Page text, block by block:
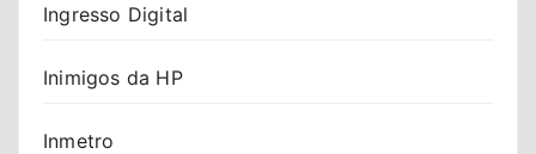
Ingresso Digital
Inimigos da HP
Inmetro